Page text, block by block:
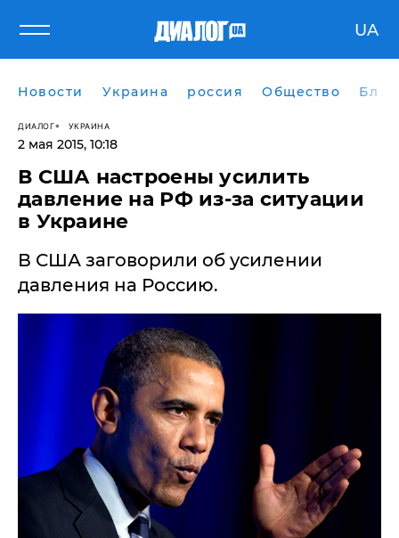
UA
Новости Украина россия Общество
ДИАЛОГ УКРАИНА
2 мая 2015, 10:18
В США настроены усилить
давление на РФ из-за ситуации
в Украине
В США заговорили об усилении
давления на Россию.